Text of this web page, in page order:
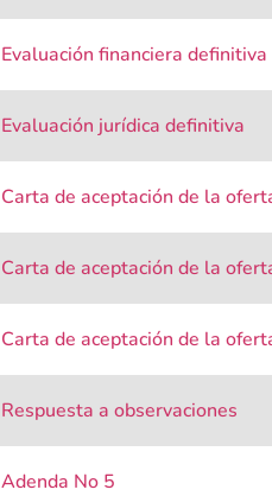
Evaluación financiera definitiva
Evaluación jurídica definitiva
Carta de aceptación de la
Carta de aceptación de la
Carta de aceptación de la
Respuesta a observaciones
Adenda No 5